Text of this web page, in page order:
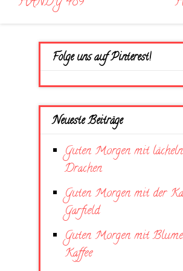
Folge uns auf Pinterest!
Neueste Beiträge
Guten Morgen mit
Drachen
Guten Morgen mit der
Garfield
Guten Morgen mit
Kaffee